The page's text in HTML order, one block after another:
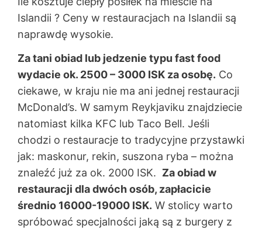
Islandii ? Ceny w restauracjach na Islandii są
naprawdę wysokie.
Za tani obiad lub jedzenie typu fast food
wydacie ok. 2500 – 3000 ISK za osobę. Co
ciekawe, w kraju nie ma ani jednej restauracji
McDonald’s. W samym Reykjaviku znajdziecie
natomiast kilka KFC lub Taco Bell. Jeśli
chodzi o restauracje to tradycyjne przystawki
jak: maskonur, rekin, suszona ryba – można
znaleźć już za ok. 2000 ISK. Za obiad w
restauracji dla dwóch osób, zapłacicie
średnio 16000-19000 ISK. W stolicy warto
spróbować specjalności jaką są z burgery z